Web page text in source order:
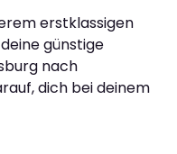
erstklassigen
günstige
nach
dich bei deinem